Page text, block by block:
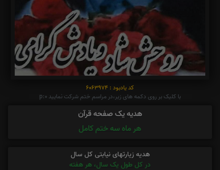
کد یادبود : 6063974
با کلیک بر روی دکمه های زیر،در مراسم ختم شرکت نمایید p:0
هدیه یک صفحه قرآن
هر ماه سه ختم کامل
هدیه زیارتهای نیابتی کل سال
در کل طول یک سال، هر هفته